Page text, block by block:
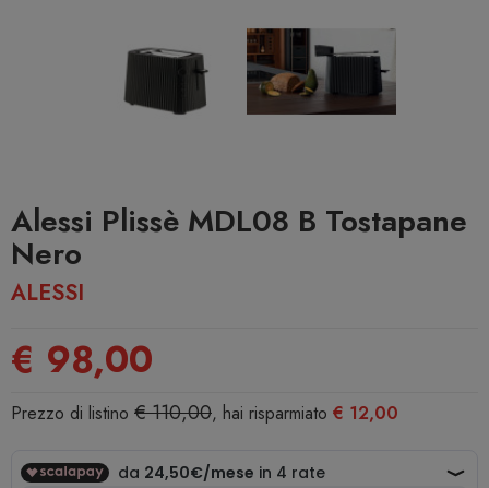
Alessi Plissè MDL08 B Tostapane
Nero
ALESSI
€ 98,00
Prezzo di listino € 110,00, hai risparmiato € 12,00